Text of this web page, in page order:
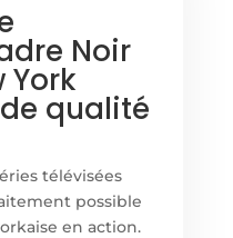
Noir
York
qualité
télévisées
possible
en action.